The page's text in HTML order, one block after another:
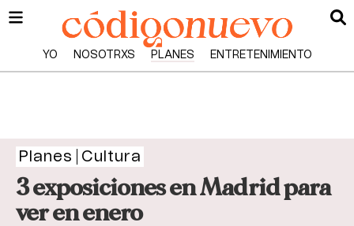
YO NOSOTRXS PLANES ENTRETENIMIENTO
Planes Cultura
3 exposiciones en Madrid para
ver en enero